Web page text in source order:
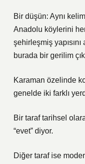
Bir düşün: Aynı
Anadolu köylerini
şehirleşmiş
burada bir gerilim
Karaman özelinde
genelde iki farklı
Bir taraf tarihsel
“evet” diyor.
Diğer taraf ise